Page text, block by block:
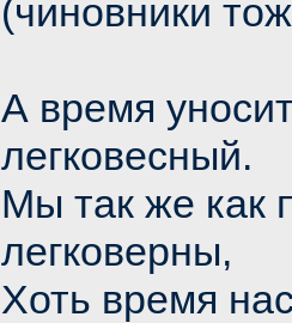
(чиновники
А время
легковесный.
Мы так же как
легковерны,
Хоть время